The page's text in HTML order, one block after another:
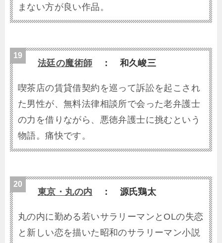
まない方が良い作品。
法廷の魔術師 ： 和久峻三
喫茶店の賃貸借契約を巡って訴訟を起こされ
た男性が、無料法律相談所で会った老弁護士
の力を借りながら、悪徳弁護士に挑むという
物語。痛快です。
東京・丸の内 ： 源氏鶏太
丸の内に勤める若いサラリーマンとOLの失恋
と新しい恋を描いた昭和のサラリーマン小説